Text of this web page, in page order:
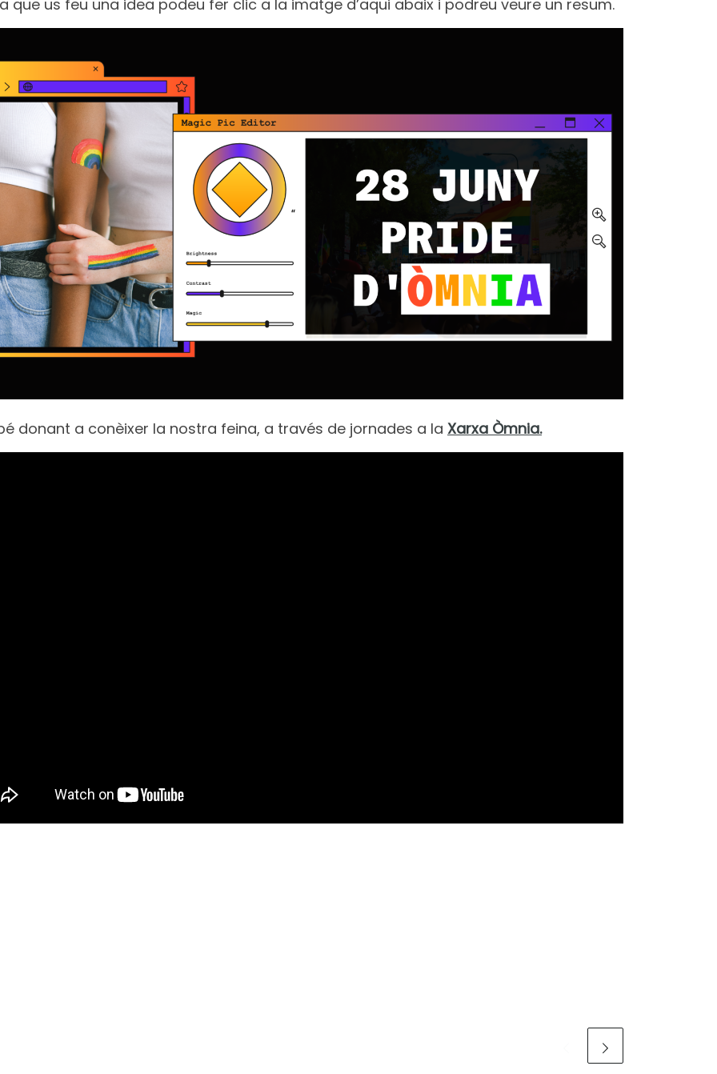
que us feu una idea podeu fer clic a la imatge d’aqui abaix i podreu veure un resum.
donant a conèixer la nostra feina, a través de jornades a la Xarxa Òmnia.